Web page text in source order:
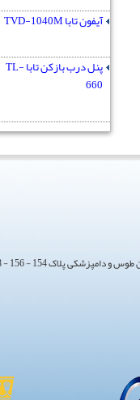
آیفون تابا TVD-1040M
پنل درب بازکن تابا TL-
660